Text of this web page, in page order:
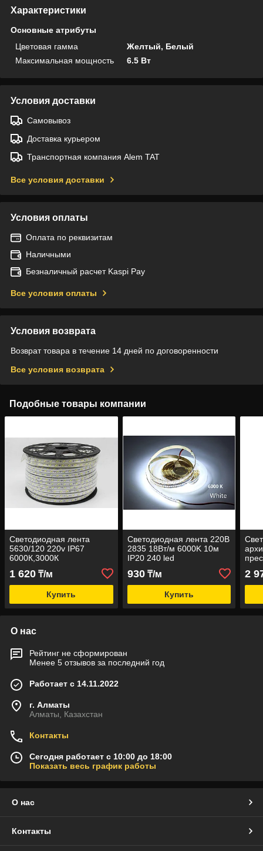
Характеристики
Основные атрибуты
Цветовая гамма
Желтый, Белый
Максимальная мощность
6.5 Вт
Условия доставки
Самовывоз
Доставка курьером
Транспортная компания Alem TAT
Все условия доставки
Условия оплаты
Оплата по реквизитам
Наличными
Безналичный расчет Kaspi Pay
Все условия оплаты
Условия возврата
Возврат товара в течение 14 дней по договоренности
Все условия возврата
Подобные товары компании
Светодиодная лента
5630/120 220v IP67
6000К,3000К
1 620 ₸/м
Купить
Светодиодная лента 220В
2835 18Вт/м 6000K 10м
IP20 240 led
930₸/м
Купить
2
О нас
Рейтинг не сформирован
Менее 5 отзывов за последний год
Работает с 14.11.2022
г. Алматы
Алматы, Казахстан
Контакты
Сегодня работает с 10:00 до 18:00
Показать весь график работы
О нас
Контакты